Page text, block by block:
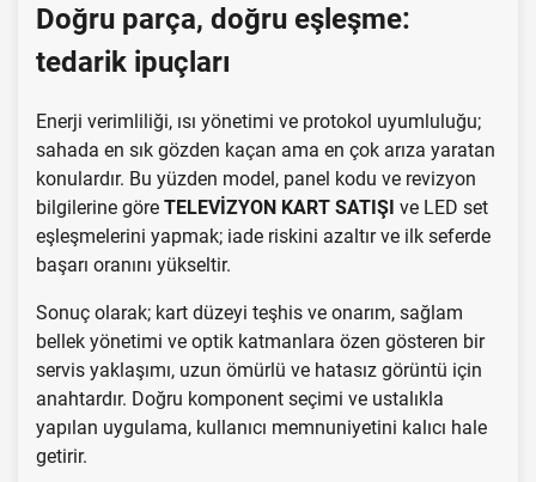
Doğru parça, doğru eşleşme:
tedarik ipuçları
Enerji verimliliği, ısı yönetimi ve protokol uyumluluğu;
sahada en sık gözden kaçan ama en çok arıza yaratan
konulardır. Bu yüzden model, panel kodu ve revizyon
bilgilerine göre TELEVİZYON KART SATIŞI ve LED set
eşleşmelerini yapmak; iade riskini azaltır ve ilk seferde
başarı oranını yükseltir.
Sonuç olarak; kart düzeyi teşhis ve onarım, sağlam
bellek yönetimi ve optik katmanlara özen gösteren bir
servis yaklaşımı, uzun ömürlü ve hatasız görüntü için
anahtardır. Doğru komponent seçimi ve ustalıkla
yapılan uygulama, kullanıcı memnuniyetini kalıcı hale
getirir.